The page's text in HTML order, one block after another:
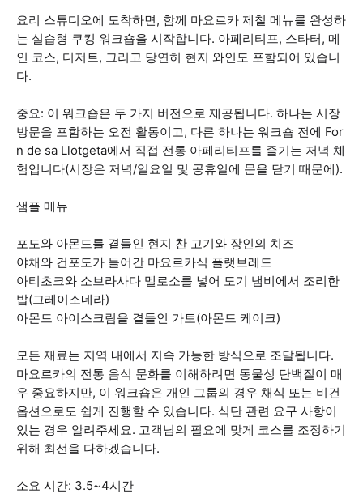
요리 스튜디오에 도착하면, 함께 마요르카 제철 메뉴를 완성하
는 실습형 쿠킹 워크숍을 시작합니다. 아페리티프, 스타터, 메
인 코스, 디저트, 그리고 당연히 현지 와인도 포함되어 있습니
다.
중요: 이 워크숍은 두 가지 버전으로 제공됩니다. 하나는 시장
방문을 포함하는 오전 활동이고, 다른 하나는 워크숍 전에 For
n de sa Llotgeta에서 직접 전통 아페리티프를 즐기는 저녁 체
험입니다(시장은 저녁/일요일 및 공휴일에 문을 닫기 때문에).
샘플 메뉴
포도와 아몬드를 곁들인 현지 찬 고기와 장인의 치즈
야채와 건포도가 들어간 마요르카식 플랫브레드
아티초크와 소브라사다 멜로소를 넣어 도기 냄비에서 조리한
밥(그레이소네라)
아몬드 아이스크림을 곁들인 가토(아몬드 케이크)
모든 재료는 지역 내에서 지속 가능한 방식으로 조달됩니다.
마요르카의 전통 음식 문화를 이해하려면 동물성 단백질이 매
우 중요하지만, 이 워크숍은 개인 그룹의 경우 채식 또는 비건
옵션으로도 쉽게 진행할 수 있습니다. 식단 관련 요구 사항이
있는 경우 알려주세요. 고객님의 필요에 맞게 코스를 조정하기
위해 최선을 다하겠습니다.
소요 시간: 3.5~4시간